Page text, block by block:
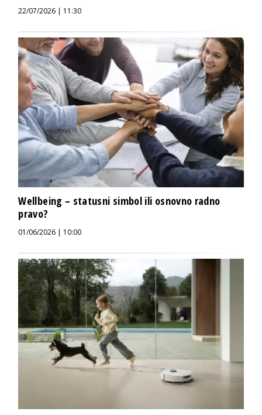
22/07/2026 | 11:30
Wellbeing – statusni simbol ili osnovno radno
pravo?
01/06/2026 | 10:00